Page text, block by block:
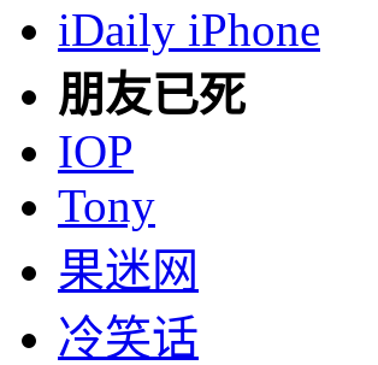
iDaily iPhone
朋友已死
IOP
Tony
果迷网
冷笑话